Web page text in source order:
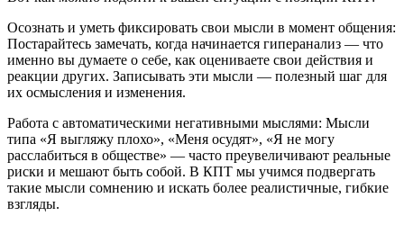
Осознать и уметь фиксировать свои мысли в момент общения:
Постарайтесь замечать, когда начинается гиперанализ — что
именно вы думаете о себе, как оцениваете свои действия и
реакции других. Записывать эти мысли — полезный шаг для
их осмысления и изменения.
Работа с автоматическими негативными мыслями: Мысли
типа «Я выгляжу плохо», «Меня осудят», «Я не могу
расслабиться в обществе» — часто преувеличивают реальные
риски и мешают быть собой. В КПТ мы учимся подвергать
такие мысли сомнению и искать более реалистичные, гибкие
взгляды.